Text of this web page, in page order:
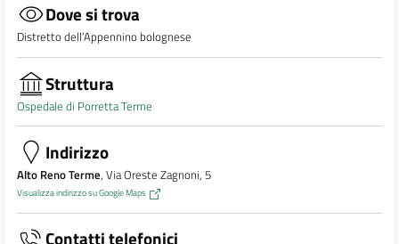
Dove si trova
Distretto dell’Appennino bolognese
Struttura
Ospedale di Porretta Terme
Indirizzo
Alto Reno Terme, Via Oreste Zagnoni, 5
Visualizza indirizzo su Google Maps
Contatti telefonici